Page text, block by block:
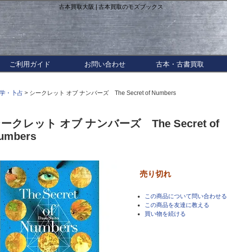
古本買取大阪 | 古本買取のモズブックス
ご利用ガイド お問い合わせ 古本・古書買取
・卜占 > シークレット オブ ナンバーズ The Secret of Numbers
クレット オブ ナンバーズ The Secret of
売り切れ
この商品について問い合わせる
この商品を友達に教える
買い物を続ける